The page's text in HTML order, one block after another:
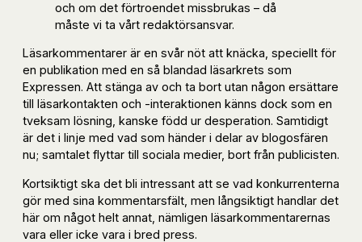
och om det förtroendet missbrukas – då
måste vi ta vårt redaktörsansvar.
Läsarkommentarer är en svår nöt att knäcka, speciellt för
en publikation med en så blandad läsarkrets som
Expressen. Att stänga av och ta bort utan någon ersättare
till läsarkontakten och -interaktionen känns dock som en
tveksam lösning, kanske född ur desperation. Samtidigt
är det i linje med vad som händer i delar av blogosfären
nu; samtalet flyttar till sociala medier, bort från publicisten.
Kortsiktigt ska det bli intressant att se vad konkurrenterna
gör med sina kommentarsfält, men långsiktigt handlar det
här om något helt annat, nämligen läsarkommentarernas
vara eller icke vara i bred press.